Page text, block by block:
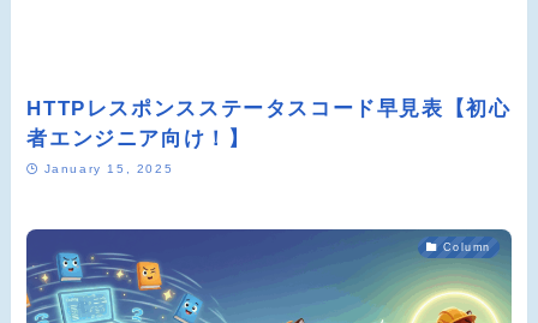
HTTPレスポンスステータスコード早見表【初心
者エンジニア向け！】
January 15, 2025
Column